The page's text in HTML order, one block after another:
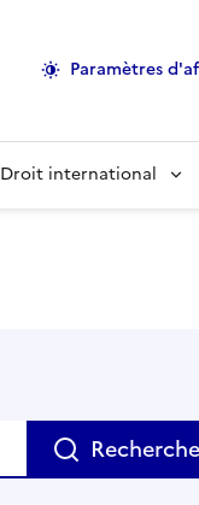
Paramètres
Droit international